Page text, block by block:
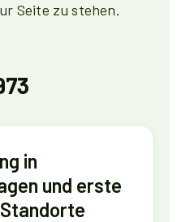
Seite zu stehen.
in
und erste